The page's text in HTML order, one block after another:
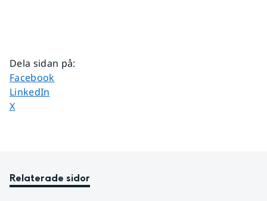
Dela sidan på:
Dela sidan på
Facebook
Dela sidan på
LinkedIn
Dela sidan på
X
Relaterade sidor